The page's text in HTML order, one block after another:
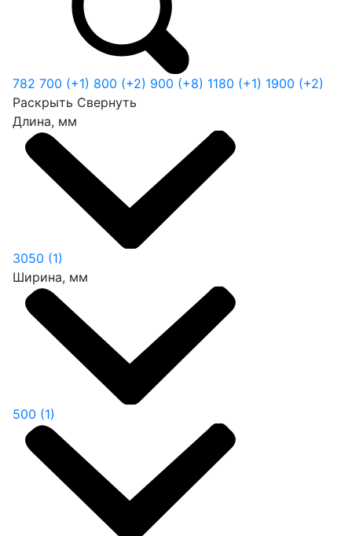
782 700 (+1) 800 (+2) 900 (+8) 1180 (+1) 1900 (+2)
Раскрыть Свернуть
Длина, мм
3050 (1)
Ширина, мм
500 (1)